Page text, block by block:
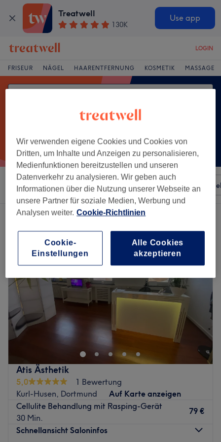
Treatwell
130K
Use app
LOGIN
FRISEUR NÄGEL HAARENTFERNUNG KOSMETIK MASSAGE
Sortieren nach Besonderheiten Salons
Ein Salon, der anbietet: cellulitebehandlung in Kurl-Husen, Dortmund
Atis Ästhetik
5,0
1 Bewertung
Kurl-Husen, Dortmund
Auf Karte anzeigen
Cellulite Behandlung mit Rasping-Gerät
30 Min.
79 €
Schnellansicht Saloninfos
Wir verwenden eigene Cookies und Cookies von
Dritten, um Inhalte und Anzeigen zu personalisieren,
Medienfunktionen bereitzustellen und unseren
Datenverkehr zu analysieren. Wir geben auch
Informationen über die Nutzung unserer Webseite an
unsere Partner für soziale Medien, Werbung und
Analysen weiter. Cookie-Richtlinien
Cookie-
Einstellungen
Alle Cookies
akzeptieren